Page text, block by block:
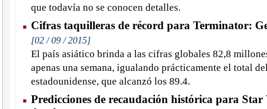
que todavía no se conocen detalles.
Cifras taquilleras de récord para Terminator:
[02 / 09 / 2015]
El país asiático brinda a las cifras globales 82,8
apenas una semana, igualando prácticamente el total
estadounidense, que alcanzó los 89.4.
Predicciones de recaudación histórica para Star